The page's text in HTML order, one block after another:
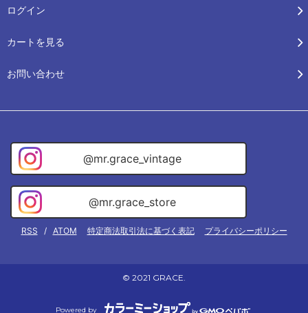
ログイン
カートを見る
お問い合わせ
@mr.grace_vintage
@mr.grace_store
RSS / ATOM 特定商法取引法に基づく表記 プライバシーポリシー
© 2021 GRACE.
Powered by